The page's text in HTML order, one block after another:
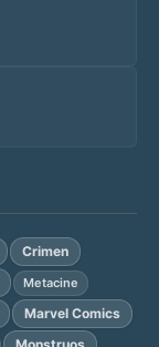
Crimen
Metacine
Marvel Comics